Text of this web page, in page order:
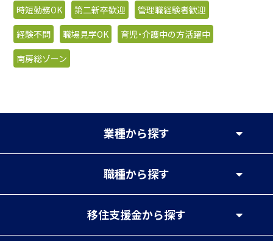
時短勤務OK
第二新卒歓迎
管理職経験者歓迎
経験不問
職場見学OK
育児・介護中の方活躍中
南房総ゾーン
業種から探す
職種から探す
移住支援金から探す